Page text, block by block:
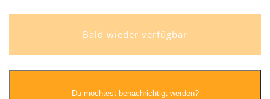
Grey
Bald wieder verfügbar
Du möchtest benachrichtigt werden?